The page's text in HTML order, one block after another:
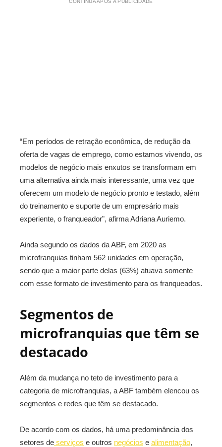
CONTINUA APÓS A PUBLICIDADE
“Em períodos de retração econômica, de redução da
oferta de vagas de emprego, como estamos vivendo, os
modelos de negócio mais enxutos se transformam em
uma alternativa ainda mais interessante, uma vez que
oferecem um modelo de negócio pronto e testado, além
do treinamento e suporte de um empresário mais
experiente, o franqueador”, afirma Adriana Auriemo.
Ainda segundo os dados da ABF, em 2020 as
microfranquias tinham 562 unidades em operação,
sendo que a maior parte delas (63%) atuava somente
com esse formato de investimento para os franqueados.
Segmentos de
microfranquias que têm se
destacado
Além da mudança no teto de investimento para a
categoria de microfranquias, a ABF também elencou os
segmentos e redes que têm se destacado.
De acordo com os dados, há uma predominância dos
setores de serviços e outros negócios e alimentação,